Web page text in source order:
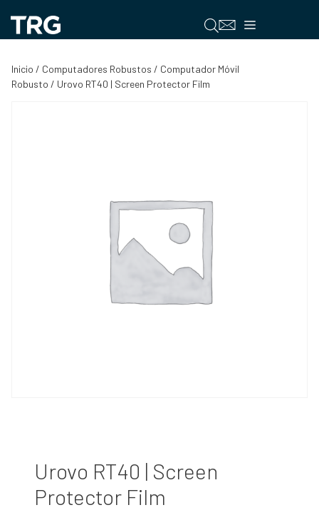
contenido
Menú
Inicio / Computadores Robustos / Computador Móvil
Robusto / Urovo RT40 | Screen Protector Film
Urovo RT40 | Screen
Protector Film